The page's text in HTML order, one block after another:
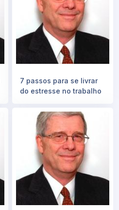
7 passos para se livrar
do estresse no trabalho